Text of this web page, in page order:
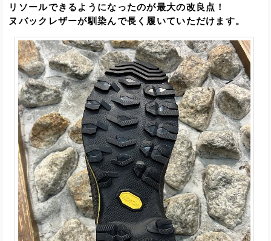
リソールできるようになったのが最大の改良点！
ヌバックレザーが馴染んで長く履いていただけます。